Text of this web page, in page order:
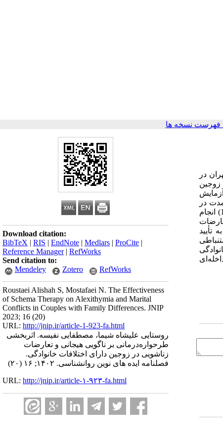
فهرست نسخه ها
Download citation:
BibTeX | RIS | EndNote | Medlars | ProCite |
Reference Manager| RefWorks
Send citation to:
Mendeley
Zotero RefWorks
Roustaei Alishah S, Mostafaei N. The Effectiveness
of Schema Therapy on Alexithymia and Marital
Conflicts in Couples with Family Differences. JNIP
2023; 16 (20)
URL: http://jnip.ir/article-1-923-fa.html
روستایی‌ علیشاه شیما، مصطفایی نفیسه. اثربخشی
طرحواره‌درمانی بر ناگویی هیجانی و تعارضات
زناشویی در زوجین دارای اختلافات خانوادگی.
فصلنامه ایده های نوین روانشناسی. ۱۴۰۲; ۱۶ (۲۰)
URL: http://jnip.ir/article-۱-۹۲۳-fa.html
در
زوجین
مدت در
روش جمع­آوری داده­ها بر اساس پرسشنامه ناگویی هیجانی (تورنتو، 1994) و تعارضات زناشویی (ثنایی و همکاران، 1387) انجام
بالای 0.7 و پرسشنامه تعارضات
تأیید